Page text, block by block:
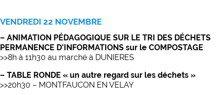
VENDREDI 22 NOVEMBRE
– ANIMATION PÉDAGOGIQUE SUR LE TRI DES DÉCHETS
PERMANENCE D’INFORMATIONS sur le COMPOSTAGE
>>8h à 11h30 au marché à DUNIERES
– TABLE RONDE « un autre regard sur les déchets »
>>20h30 – MONTFAUCON EN VELAY